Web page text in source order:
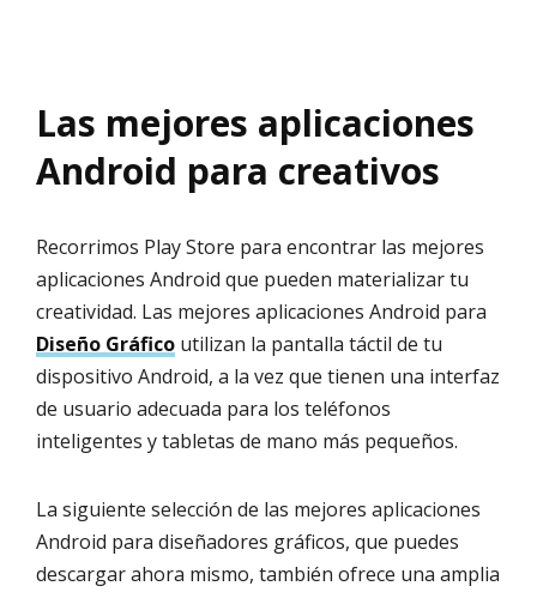
Las mejores aplicaciones
Android para creativos
Recorrimos Play Store para encontrar las mejores
aplicaciones Android que pueden materializar tu
creatividad. Las mejores aplicaciones Android para
Diseño Gráfico utilizan la pantalla táctil de tu
dispositivo Android, a la vez que tienen una interfaz
de usuario adecuada para los teléfonos
inteligentes y tabletas de mano más pequeños.
La siguiente selección de las mejores aplicaciones
Android para diseñadores gráficos, que puedes
descargar ahora mismo, también ofrece una amplia